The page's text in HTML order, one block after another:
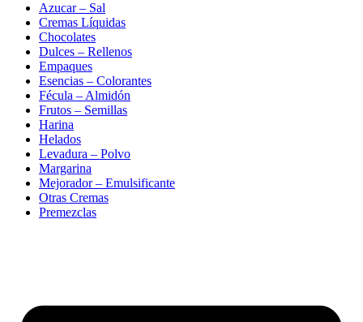
Azucar – Sal
Cremas Líquidas
Chocolates
Dulces – Rellenos
Empaques
Esencias – Colorantes
Fécula – Almidón
Frutos – Semillas
Harina
Helados
Levadura – Polvo
Margarina
Mejorador – Emulsificante
Otras Cremas
Premezclas